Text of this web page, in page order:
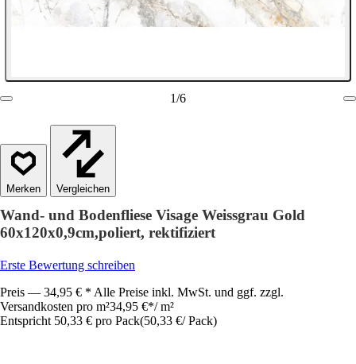
1/6
Vergleichen
Wand- und Bodenfliese Visage Weissgrau Gold
60x120x0,9cm,poliert, rektifiziert
Erste Bewertung schreiben
Preis — 34,95 € * Alle Preise inkl. MwSt. und ggf. zzgl.
Versandkosten pro m²34,95 €*/ m²
Entspricht 50,33 € pro Pack(50,33 €/ Pack)